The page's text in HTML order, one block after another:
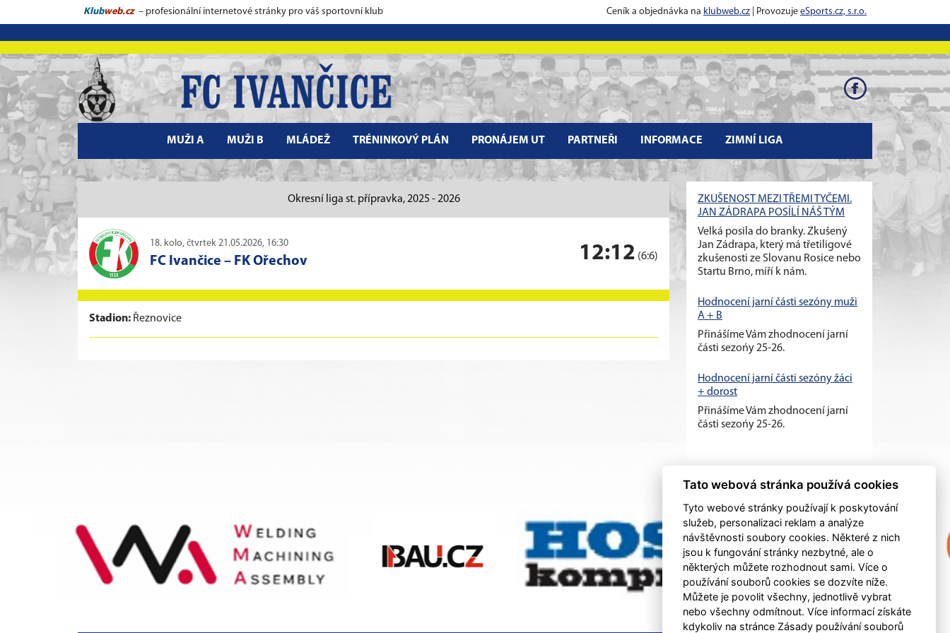
Klubweb.cz – profesionální internetové stránky pro váš sportovní klub Ceník a objednávka na klubweb.cz | Provozuje eSports.cz, s.r.o.
MUŽI A MUŽI B MLÁDEŽ TRÉNINKOVÝ PLÁN PRONÁJEM UT PARTNEŘI INFORMACE ZIMNÍ LIGA
Okresní liga st. přípravka, 2025 - 2026
18. kolo, čtvrtek 21.05.2026, 16:30
FC Ivančice – FK Ořechov 12:12 (6:6)
Stadion: Řeznovice
ZKUŠENOST MEZI TŘEMI TYČEMI.
JAN ZÁDRAPA POSÍLÍ NÁŠ TÝM
Velká posila do branky. Zkušený
Jan Zádrapa, který má třetiligové
zkušenosti ze Slovanu Rosice nebo
Startu Brno, míří k nám.
Hodnocení jarní části sezóny muži
A + B
Přinášíme Vám zhodnocení jarní
části sezońy 25-26.
Hodnocení jarní části sezóny žáci
+ dorost
Přinášíme Vám zhodnocení jarní
části sezońy 25-26.
Tato webová stránka používá cookies
Tyto webové stránky používají k poskytování
služeb, personalizaci reklam a analýze
návštěvnosti soubory cookies. Některé z nich
jsou k fungování stránky nezbytné, ale o
některých můžete rozhodnout sami. Více o
používání souborů cookies se dozvíte níže.
Můžete je povolit všechny, jednotlivě vybrat
nebo všechny odmítnout. Více informací získáte
kdykoliv na stránce Zásady používání souborů